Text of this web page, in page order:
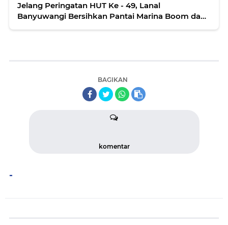
Jelang Peringatan HUT Ke - 49, Lanal
Banyuwangi Bersihkan Pantai Marina Boom dan
BAGIKAN
komentar
-